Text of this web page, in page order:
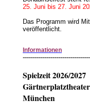
25. Juni bis 27. Juni
Das Programm wird
veröffentlicht.
Informationen
Spielzeit 2026/2027
Gärtnerplatztheater
München